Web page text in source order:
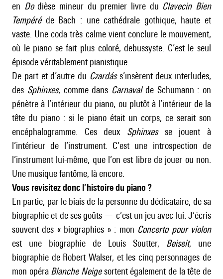
en Dodièse mineur du premier livre du Clavecin Bien
Tempéréde Bach : une cathédrale gothique, haute et
vaste. Une coda très calme vient conclure le mouvement,
où le piano se fait plus coloré, debussyste. C’est le seul
épisode véritablement pianistique.
De part et d’autre du Czardáss’insèrent deux interludes,
des Sphinxes, comme dans Carnavalde Schumann : on
pénètre à l’intérieur du piano, ou plutôt à l’intérieur de la
tête du piano : si le piano était un corps, ce serait son
encéphalogramme. Ces deux Sphinxesse jouent à
l’intérieur de l’instrument. C’est une introspection de
l’instrument lui-même, que l’on est libre de jouer ou non.
Une musique fantôme, là encore.
Vous revisitez donc l’histoire du piano ?
En partie, par le biais de la personne du dédicataire, de sa
biographie et de ses goûts — c’est un jeu avec lui. J’écris
souvent des « biographies » : mon Concerto pour violon
est une biographie de Louis Soutter, Beiseit, une
biographie de Robert Walser, et les cinq personnages de
mon opéra Blanche Neigesortent également de la tête de